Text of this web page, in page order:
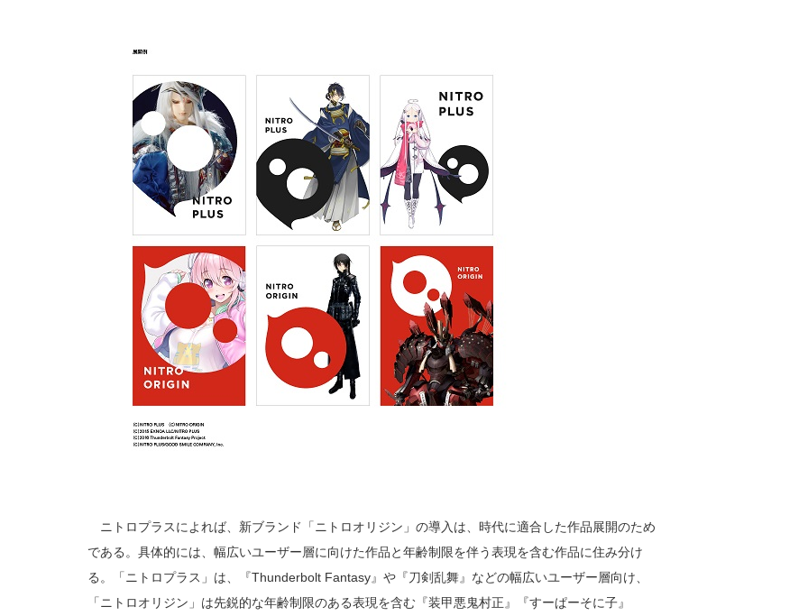
ニトロプラスによれば、新ブランド「ニトロオリジン」の導入は、時代に適合した作品展開のため
である。具体的には、幅広いユーザー層に向けた作品と年齢制限を伴う表現を含む作品に住み分け
る。「ニトロプラス」は、『Thunderbolt Fantasy』や『刀剣乱舞』などの幅広いユーザー層向け、
「ニトロオリジン」は先鋭的な年齢制限のある表現を含む『装甲悪鬼村正』『すーぱーそに子』